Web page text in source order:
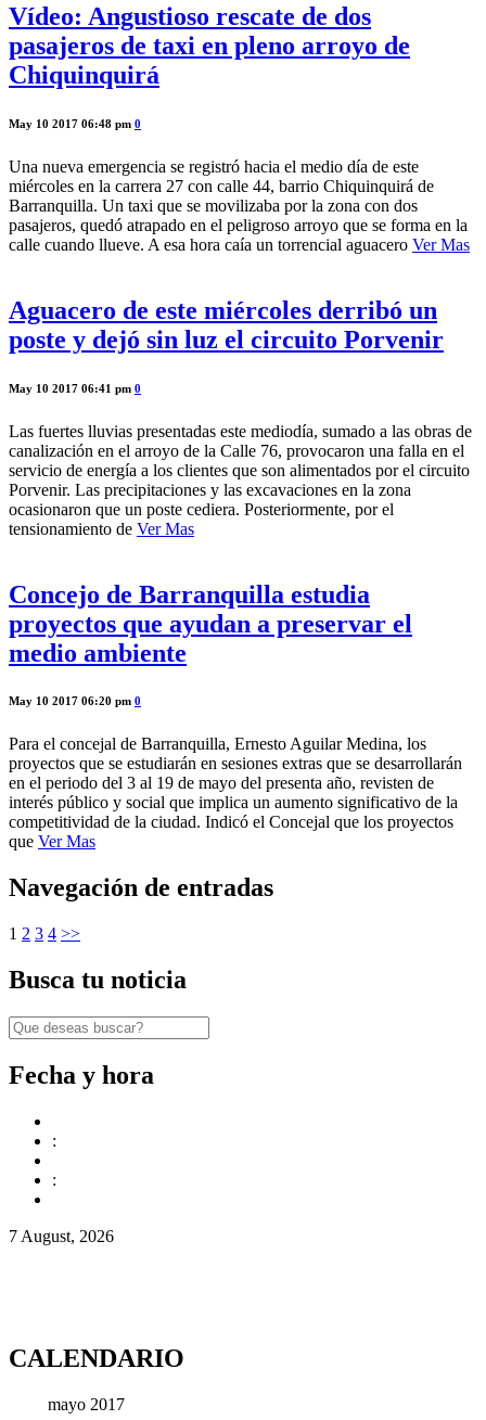
Vídeo: Angustioso rescate de dos
pasajeros de taxi en pleno arroyo de
Chiquinquirá
May 10 2017 06:48 pm 0
Una nueva emergencia se registró hacia el medio día de este
miércoles en la carrera 27 con calle 44, barrio Chiquinquirá de
Barranquilla. Un taxi que se movilizaba por la zona con dos
pasajeros, quedó atrapado en el peligroso arroyo que se forma en la
calle cuando llueve. A esa hora caía un torrencial aguacero Ver Mas
Aguacero de este miércoles derribó un
poste y dejó sin luz el circuito Porvenir
May 10 2017 06:41 pm 0
Las fuertes lluvias presentadas este mediodía, sumado a las obras de
canalización en el arroyo de la Calle 76, provocaron una falla en el
servicio de energía a los clientes que son alimentados por el circuito
Porvenir. Las precipitaciones y las excavaciones en la zona
ocasionaron que un poste cediera. Posteriormente, por el
tensionamiento de Ver Mas
Concejo de Barranquilla estudia
proyectos que ayudan a preservar el
medio ambiente
May 10 2017 06:20 pm 0
Para el concejal de Barranquilla, Ernesto Aguilar Medina, los
proyectos que se estudiarán en sesiones extras que se desarrollarán
en el periodo del 3 al 19 de mayo del presenta año, revisten de
interés público y social que implica un aumento significativo de la
competitividad de la ciudad. Indicó el Concejal que los proyectos
que Ver Mas
Navegación de entradas
1 2 3 4 >>
Busca tu noticia
Fecha y hora
:
:
7 August, 2026
CALENDARIO
mayo 2017